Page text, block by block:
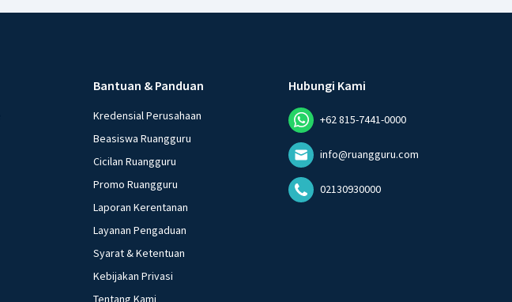
Bantuan & Panduan
Kredensial Perusahaan
Beasiswa Ruangguru
Cicilan Ruangguru
Promo Ruangguru
Laporan Kerentanan
Layanan Pengaduan
Syarat & Ketentuan
Kebijakan Privasi
Tentang Kami
Hubungi Kami
+62 815-7441-0000
info@ruangguru.com
02130930000